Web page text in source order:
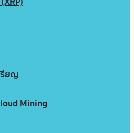
รียญ
Mining